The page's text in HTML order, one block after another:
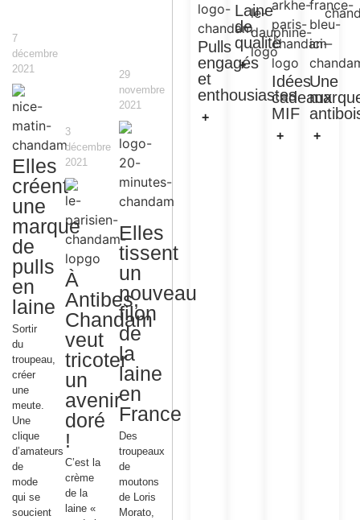
7
décembre
2021
Elles
créent
une
marque
de
pulls
en
laine
Sortir
du
troupeau,
créer
une
meute.
Une
clique
d’amateurs
de
mode
qui se
soucient
3
décembre
2021
À
Antibes,
Chandam
veut
tricoter
un
avenir
doré
!
C’est la
crème
de la
laine «
29
novembre
2021
Elles
tissent
un
nouveau
filon
de
la
laine
en
France
Des
troupeaux
de
moutons
de Loris
Morato,
Une
+
Idées
cadeaux
MIF
+
Laine
de
qualité
+
Pulls
engagés
et
enthousiastes
+